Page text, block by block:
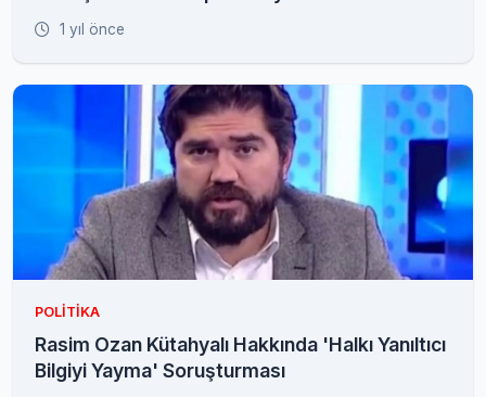
Ölü1 yıl önce
POLITIKA
Rasim Ozan Kütahyalı Hakkında 'Halkı Yanıltıcı
Bilgiyi Yayma' Soruşturması